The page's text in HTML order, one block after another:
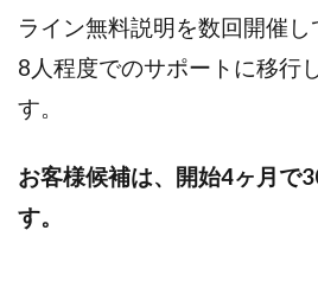
ライン無料説明を数回開催
8人程度でのサポートに移行
す。
お客様候補は、開始4ヶ月で
す。